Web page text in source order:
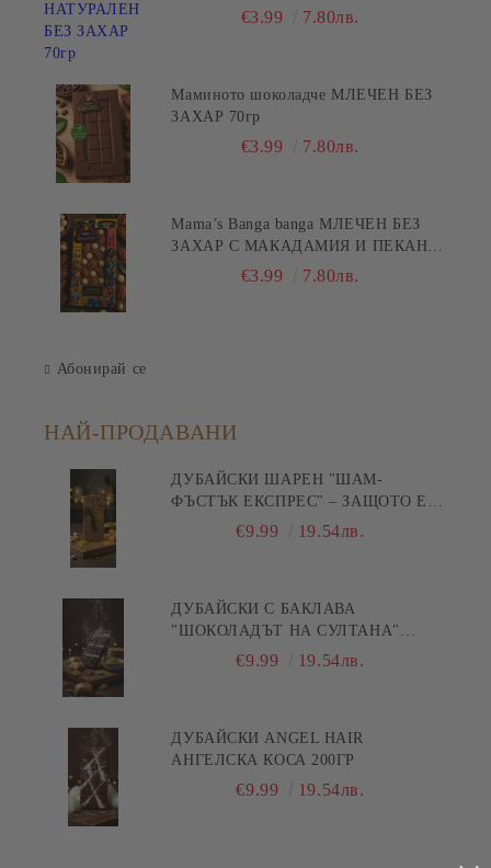
€3.99 7.80лв.
Маминото шоколадче МЛЕЧЕН БЕЗ
ЗАХАР 70гр
€3.99 7.80лв.
Mama’s Banga banga МЛЕЧЕН БЕЗ
ЗАХАР С МАКАДАМИЯ И ПЕКАН
€3.99 7.80лв.
Абонирай се
НАЙ-ПРОДАВАНИ
ДУБАЙСКИ ШАРЕН "ШАМ-
ФЪСТЪК ЕКСПРЕС" – ЗАЩОТО Е
БЪРЗА ПИСТА КЪМ
€9.99 19.54лв.
ДУБАЙСКИ С БАКЛАВА
"ШОКОЛАДЪТ НА СУЛТАНА"
€9.99 19.54лв.
ДУБАЙСКИ ANGEL HAIR
АНГЕЛСКА КОСА 200ГР
€9.99 19.54лв.